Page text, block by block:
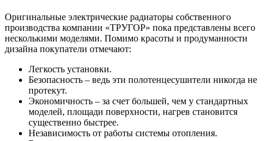
Оригинальные электрические радиаторы собственного
производства компании «ТРУГОР» пока представлены всего
несколькими моделями. Помимо красоты и продуманности
дизайна покупатели отмечают:
Легкость установки.
Безопасность – ведь эти полотенцесушители никогда не
протекут.
Экономичность – за счет большей, чем у стандартных
моделей, площади поверхности, нагрев становится
существенно быстрее.
Независимость от работы системы отопления.